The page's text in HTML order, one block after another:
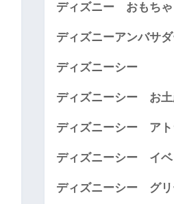
ディズニー おもちゃ
ディズニーアンバサ
ディズニーシー
ディズニーシー お
ディズニーシー アト
ディズニーシー イベ
ディズニーシー グリ